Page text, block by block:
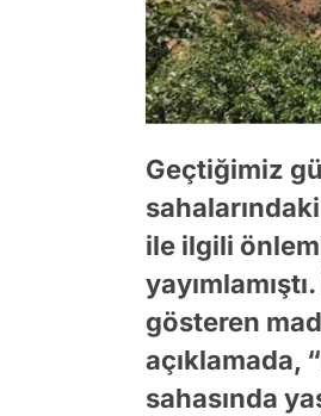
Geçtiğimiz
ile ilgili
gösteren
açıklamada,
sahasında